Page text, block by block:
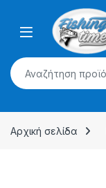
Skip to navigation
Αναζήτηση για:
Αρχική σελίδα